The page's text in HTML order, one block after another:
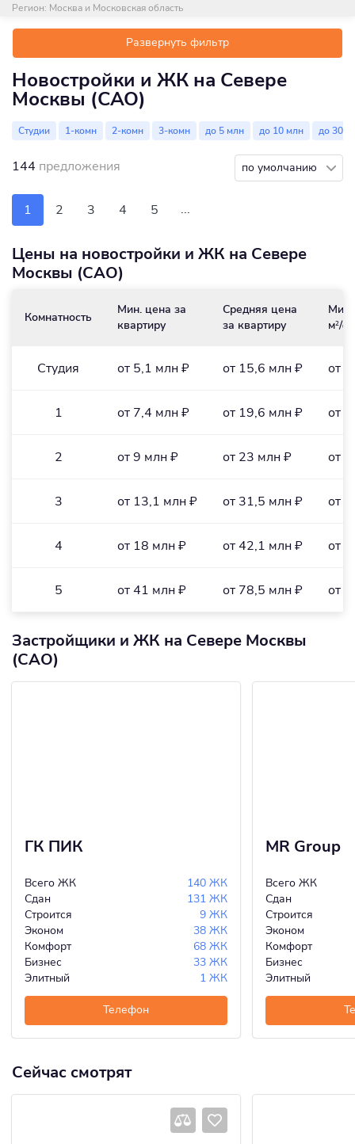
Регион: Москва и Московская область
Развернуть фильтр
Новостройки и ЖК на Севере
Москвы (САО)
Студии 1-комн 2-комн 3-комн до 5 млн до 10 млн до 30 м²
144 предложения по умолчанию
1 2 3 4 5 ...
Цены на новостройки и ЖК на Севере
Москвы (САО)
Комнатность
Мин. цена за
квартиру
Средняя цена
за квартиру
Мин.
м2/₽
Студия от 5,1 млн ₽ от 15,6 млн ₽ от
1 от 7,4 млн ₽ от 19,6 млн ₽ от
2 от 9 млн ₽ от 23 млн ₽ от
3 от 13,1 млн ₽ от 31,5 млн ₽ от
4 от 18 млн ₽ от 42,1 млн ₽ от
5 от 41 млн ₽ от 78,5 млн ₽ от
Застройщики и ЖК на Севере Москвы
(САО)
ГК ПИК
Всего ЖК
140 ЖК
Сдан
131 ЖК
Строится
9 ЖК
Эконом
38 ЖК
Комфорт
68 ЖК
Бизнес
33 ЖК
Элитный
1 ЖК
Телефон
MR Group
Всего ЖК
Сдан
Строится
Эконом
Комфорт
Бизнес
Элитный
Сейчас смотрят